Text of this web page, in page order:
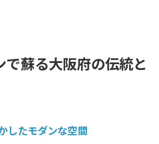
るリノベーションの住宅設計
リノベーションアートの最前
で蘇る大阪府の伝統と
したモダンな空間